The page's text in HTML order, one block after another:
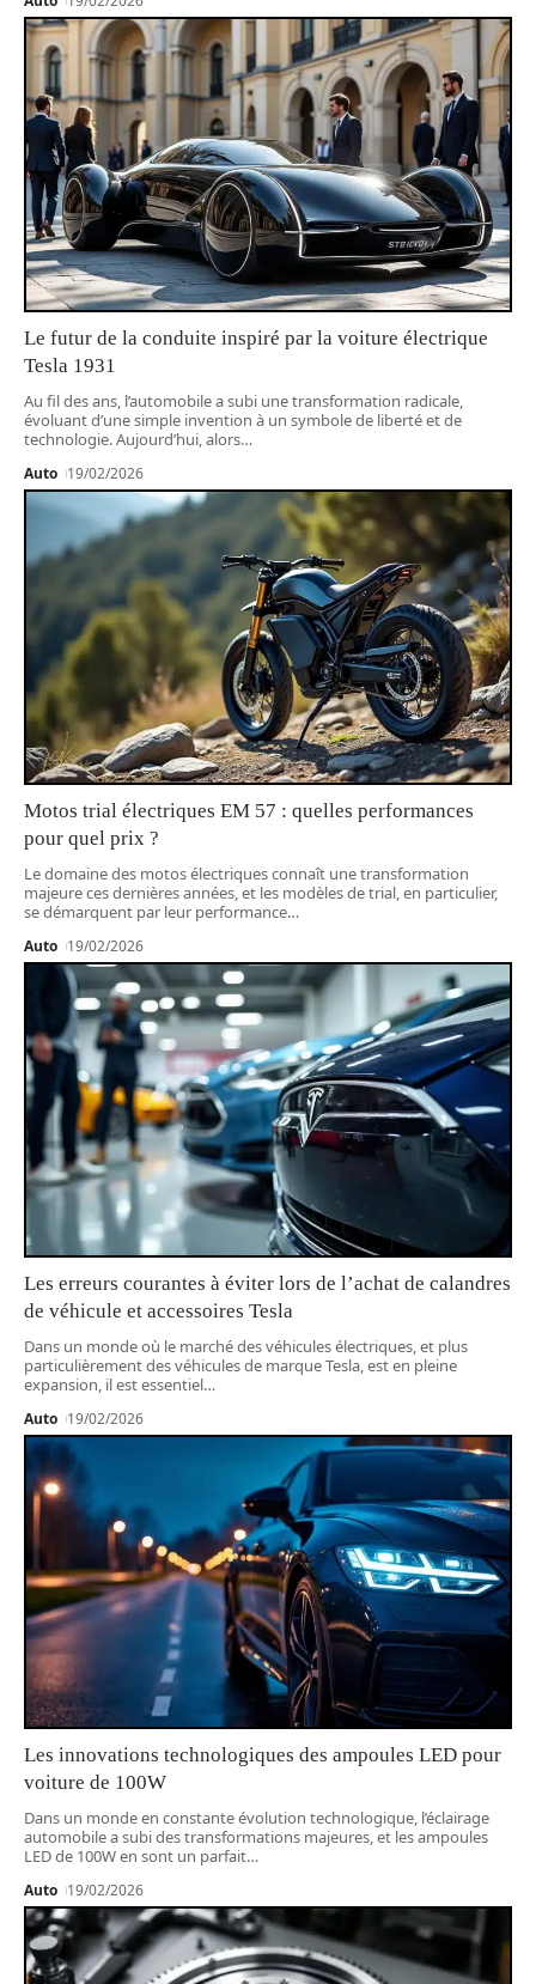
Le futur de la conduite inspiré par la voiture électrique
Tesla 1931
Au fil des ans, l’automobile a subi une transformation radicale,
évoluant d’une simple invention à un symbole de liberté et de
technologie. Aujourd’hui, alors…
Auto 19/02/2026
Motos trial électriques EM 57 : quelles performances
pour quel prix ?
Le domaine des motos électriques connaît une transformation
majeure ces dernières années, et les modèles de trial, en particulier,
se démarquent par leur performance…
Auto 19/02/2026
Les erreurs courantes à éviter lors de l’achat de calandres
de véhicule et accessoires Tesla
Dans un monde où le marché des véhicules électriques, et plus
particulièrement des véhicules de marque Tesla, est en pleine
expansion, il est essentiel…
Auto 19/02/2026
Les innovations technologiques des ampoules LED pour
voiture de 100W
Dans un monde en constante évolution technologique, l’éclairage
automobile a subi des transformations majeures, et les ampoules
LED de 100W en sont un parfait…
Auto 19/02/2026